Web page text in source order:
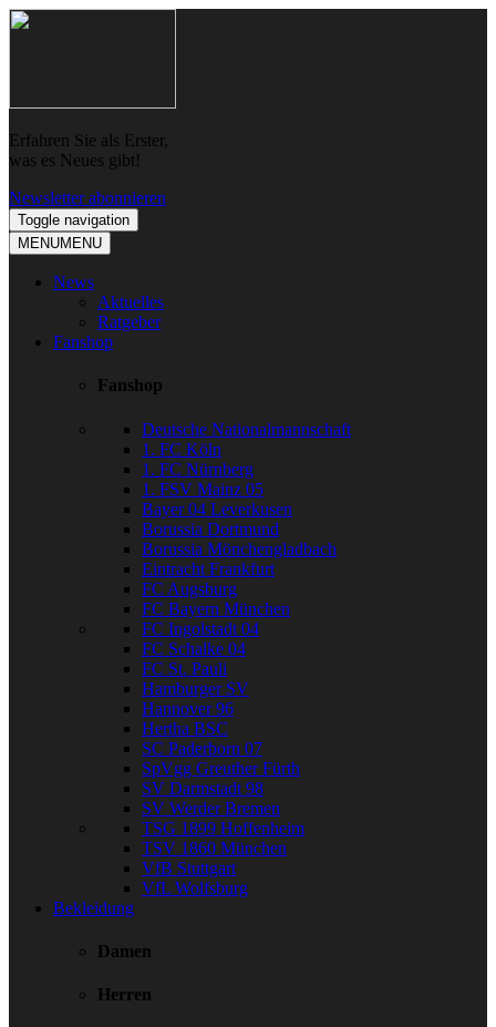
Skip
Skip
Erfahren Sie als Erster,
was es Neues gibt!
Newsletter abonnieren
Toggle navigation
MENUMENU
News
Aktuelles
Ratgeber
Fanshop
Fanshop
Deutsche Nationalmannschaft
1. FC Köln
1. FC Nürnberg
1. FSV Mainz 05
Bayer 04 Leverkusen
Borussia Dortmund
Borussia Mönchengladbach
Eintracht Frankfurt
FC Augsburg
FC Bayern München
FC Ingolstadt 04
FC Schalke 04
FC St. Pauli
Hamburger SV
Hannover 96
Hertha BSC
SC Paderborn 07
SpVgg Greuther Fürth
SV Darmstadt 98
SV Werder Bremen
TSG 1899 Hoffenheim
TSV 1860 München
VfB Stuttgart
VfL Wolfsburg
Bekleidung
Damen
Herren